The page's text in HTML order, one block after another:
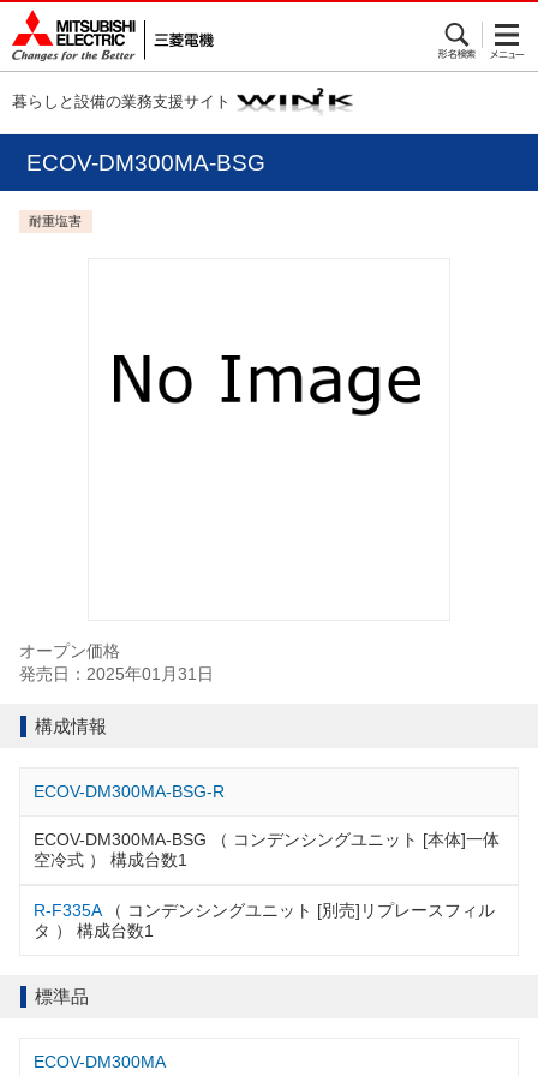
暮らしと設備の業務支援サイト
ECOV-DM300MA-BSG
耐重塩害
オープン価格
発売日：2025年01月31日
構成情報
ECOV-DM300MA-BSG-R
ECOV-DM300MA-BSG （ コンデンシングユニット [本体]一体
空冷式 ） 構成台数1
R-F335A
（ コンデンシングユニット [別売]リプレースフィル
タ ） 構成台数1
標準品
ECOV-DM300MA